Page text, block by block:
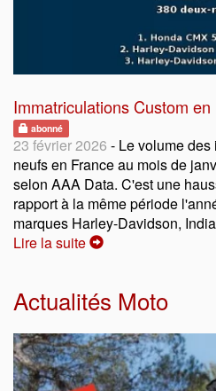
Immatriculations Custom
abonné
23 février 2026 - Le volume
neufs en France au mois de
selon AAA Data. C'est une
rapport à la même période
marques Harley-Davidson,
Lire la suite
Actualités Moto